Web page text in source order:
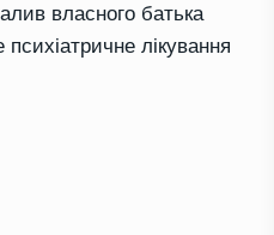
власного батька
лікування